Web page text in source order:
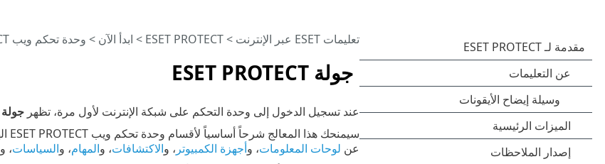
جولة ESET PROTECT
تعليمات ESET عبر الإنترنت >
ESET PROTECT
> ابدأ الآن > وحدة تحكم ويب ESET PROTECT
عند تسجيل الدخول إلى وحدة التحكم على شبكة الإنترنت لأول مرة، تظهر جولة ESET PROTECT
عن لوحات المعلومات، وأجهزة الكمبيوتر ، والاكتشافات، والمهام، والسياسات، و